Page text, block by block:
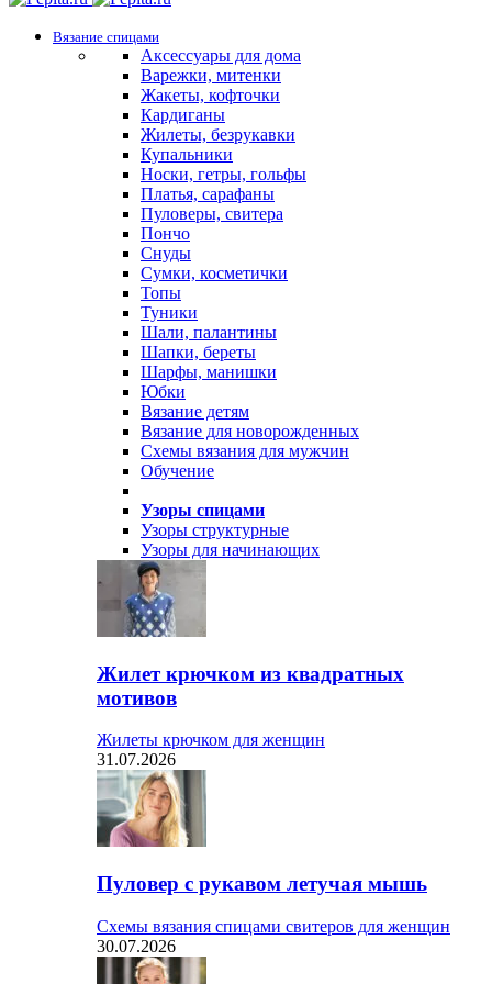
Вязание спицами
Аксессуары для дома
Варежки, митенки
Жакеты, кофточки
Кардиганы
Жилеты, безрукавки
Купальники
Носки, гетры, гольфы
Платья, сарафаны
Пуловеры, свитера
Пончо
Снуды
Сумки, косметички
Топы
Туники
Шали, палантины
Шапки, береты
Шарфы, манишки
Юбки
Вязание детям
Вязание для новорожденных
Схемы вязания для мужчин
Обучение
Узоры спицами
Узоры структурные
Узоры для начинающих
Жилет крючком из квадратных
мотивов
Жилеты крючком для женщин
31.07.2026
Пуловер с рукавом летучая мышь
Схемы вязания спицами свитеров для женщин
30.07.2026